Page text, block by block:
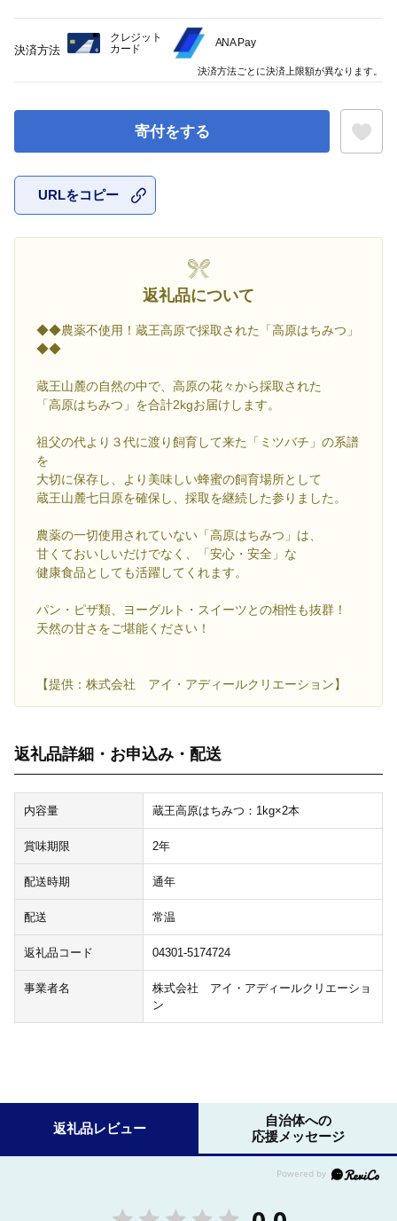
寄付をする
URLをコピー
返礼品について
◆◆農薬不使用！蔵王高原で採取された「高原はちみつ」
◆◆
蔵王山麓の自然の中で、高原の花々から採取された
「高原はちみつ」を合計2kgお届けします。
祖父の代より３代に渡り飼育して来た「ミツバチ」の系譜
を
大切に保存し、より美味しい蜂蜜の飼育場所として
蔵王山麓七日原を確保し、採取を継続した参りました。
農薬の一切使用されていない「高原はちみつ」は、
甘くておいしいだけでなく、「安心・安全」な
健康食品としても活躍してくれます。
パン・ピザ類、ヨーグルト・スイーツとの相性も抜群！
天然の甘さをご堪能ください！
【提供：株式会社 アイ・アディールクリエーション】
返礼品詳細・お申込み・配送
内容量 蔵王高原はちみつ：1kg×2本
賞味期限 2年
配送時期 通年
配送 常温
返礼品コード 04301-5174724
事業者名
株式会社 アイ・アディールクリエーショ
ン
決済方法
クレジット
カード
ANA Pay
決済方法ごとに決済上限額が異なります。
返礼品レビュー
自治体への
応援メッセージ